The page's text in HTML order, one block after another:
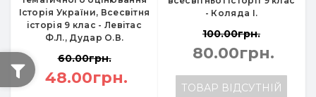
Історія України, Всесвітня
історія 9 клас - Левітас
Ф.Л., Дудар О.В.
60.00грн.
48.00грн.
- Коляда І.
100.00грн.
80.00грн.
ТОВАР ВІДСУТНІЙ